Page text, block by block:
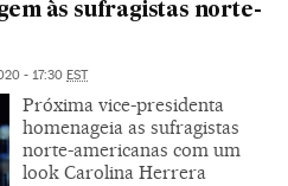
às sufragistas norte-
- 17:30 EST
Próxima vice-presidenta
homenageia as sufragistas
norte-americanas com um
look Carolina Herrera